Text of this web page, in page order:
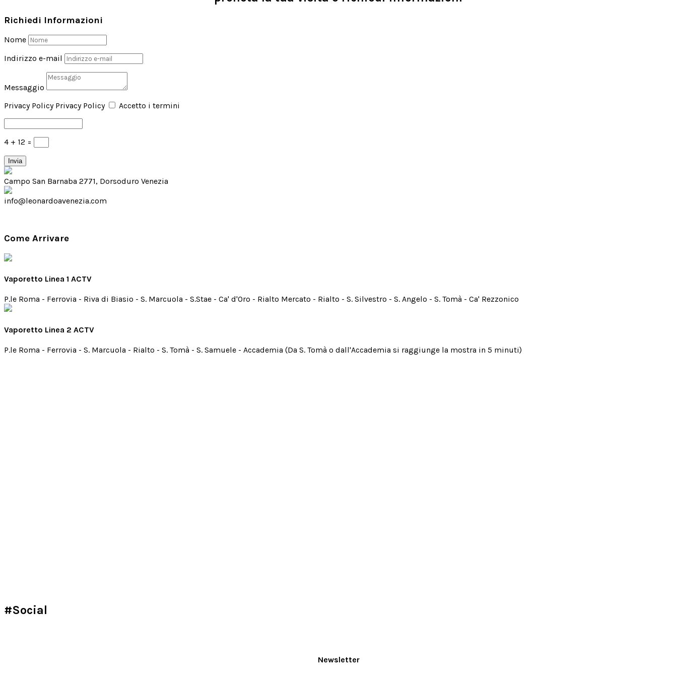
Richiedi Informazioni
Nome
Indirizzo e-mail
Messaggio
Privacy Policy Privacy Policy Accetto i termini
4 + 12 =
Invia
Campo San Barnaba 2771, Dorsoduro Venezia
info@leonardoavenezia.com
Come Arrivare
Vaporetto Linea 1 ACTV
P.le Roma - Ferrovia - Riva di Biasio - S. Marcuola - S.Stae - Ca' d'Oro - Rialto Mercato - Rialto - S. Silvestro - S. Angelo - S. Tomà - Ca' Rezzonico
Vaporetto Linea 2 ACTV
P.le Roma - Ferrovia - S. Marcuola - Rialto - S. Tomà - S. Samuele - Accademia (Da S. Tomà o dall'Accademia si raggiunge la mostra in 5 minuti)
#Social
Newsletter